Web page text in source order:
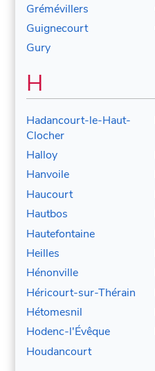
Grémévillers
Guignecourt
Gury
H
Hadancourt-le-Haut-
Clocher
Halloy
Hanvoile
Haucourt
Hautbos
Hautefontaine
Heilles
Hénonville
Héricourt-sur-Thérain
Hétomesnil
Hodenc-l'Évêque
Houdancourt